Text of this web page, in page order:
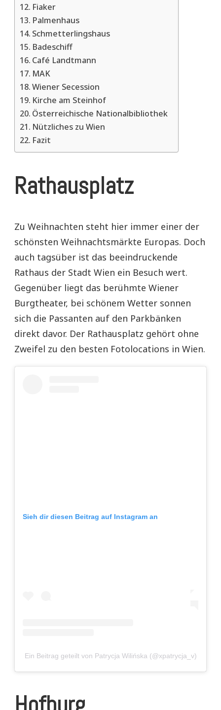
Fiaker
Palmenhaus
Schmetterlingshaus
Badeschiff
Café Landtmann
MAK
Wiener Secession
Kirche am Steinhof
Österreichische Nationalbibliothek
Nützliches zu Wien
Fazit
Rathausplatz
Zu Weihnachten steht hier immer einer der
schönsten Weihnachtsmärkte Europas. Doch
auch tagsüber ist das beeindruckende
Rathaus der Stadt Wien ein Besuch wert.
Gegenüber liegt das berühmte Wiener
Burgtheater, bei schönem Wetter sonnen
sich die Passanten auf den Parkbänken
direkt davor. Der Rathausplatz gehört ohne
Zweifel zu den besten Fotolocations in Wien.
Sieh dir diesen Beitrag auf Instagram an
Ein Beitrag geteilt von Patrycja Wilińska (@xpatrycja_v)